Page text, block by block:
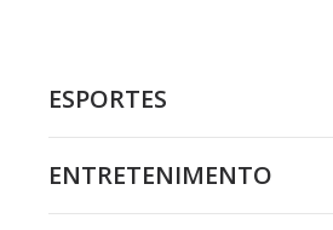
ESPORTES
ENTRETENIMENTO